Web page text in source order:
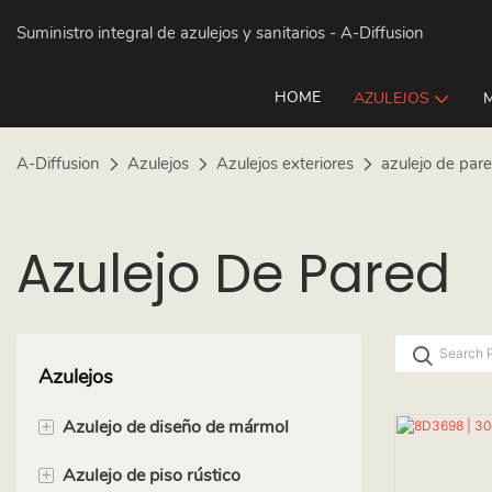
Suministro integral de azulejos y sanitarios - A-Diffusion
HOME AZULEJOS
A-Diffusion Azulejos Azulejos exteriores azulejo de
Azulejo De Pared
Azulejos
+ Azulejo de diseño de mármol
60x60cm
+ Azulejo de piso rústico